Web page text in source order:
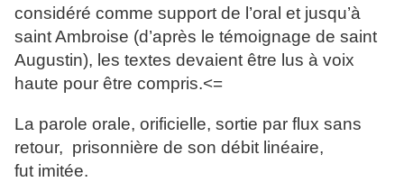
considéré comme support de l’oral et jusqu’à
saint Ambroise (d’après le témoignage de saint
Augustin), les textes devaient être lus à voix
haute pour être compris.<=
La parole orale, orificielle, sortie par flux sans
retour, prisonnière de son débit linéaire,
fut imitée.